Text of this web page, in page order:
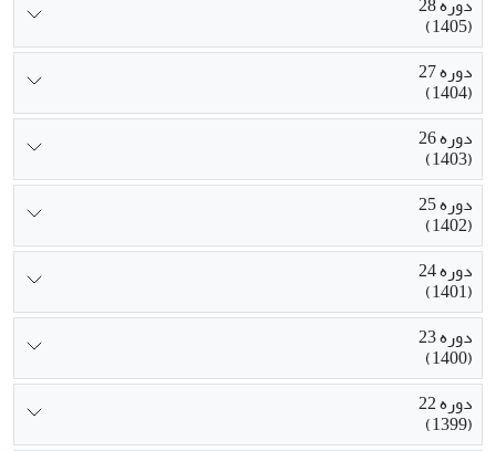
(1405)
دوره 27
(1404)
دوره 26
(1403)
دوره 25
(1402)
دوره 24
(1401)
دوره 23
(1400)
دوره 22
(1399)